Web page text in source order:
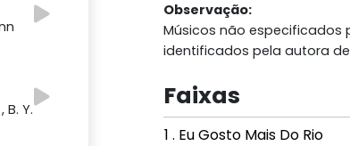
Y.
Observação:
Músicos não especificados
identificados pela autora
Faixas
1 . Eu Gosto Mais Do Rio